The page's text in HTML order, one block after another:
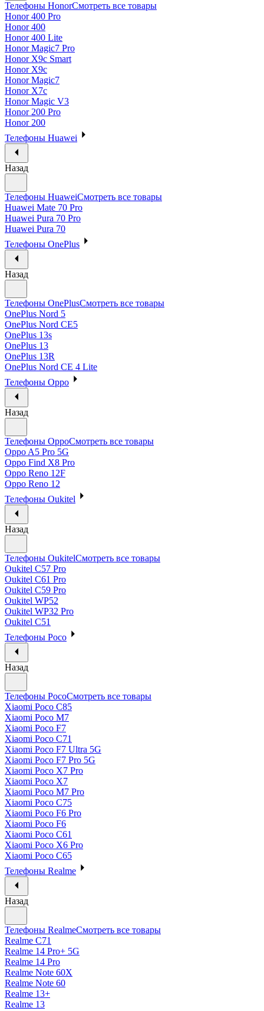
Телефоны HonorСмотреть все товары
Honor 400 Pro
Honor 400
Honor 400 Lite
Honor Magic7 Pro
Honor X9c Smart
Honor X9c
Honor Magic7
Honor X7c
Honor Magic V3
Honor 200 Pro
Honor 200
Телефоны Huawei
Назад
Телефоны HuaweiСмотреть все товары
Huawei Mate 70 Pro
Huawei Pura 70 Pro
Huawei Pura 70
Телефоны OnePlus
Назад
Телефоны OnePlusСмотреть все товары
OnePlus Nord 5
OnePlus Nord CE5
OnePlus 13s
OnePlus 13
OnePlus 13R
OnePlus Nord CE 4 Lite
Телефоны Oppo
Назад
Телефоны OppoСмотреть все товары
Oppo A5 Pro 5G
Oppo Find X8 Pro
Oppo Reno 12F
Oppo Reno 12
Телефоны Oukitel
Назад
Телефоны OukitelСмотреть все товары
Oukitel C57 Pro
Oukitel C61 Pro
Oukitel C59 Pro
Oukitel WP52
Oukitel WP32 Pro
Oukitel C51
Телефоны Poco
Назад
Телефоны PocoСмотреть все товары
Xiaomi Poco C85
Xiaomi Poco M7
Xiaomi Poco F7
Xiaomi Poco C71
Xiaomi Poco F7 Ultra 5G
Xiaomi Poco F7 Pro 5G
Xiaomi Poco X7 Pro
Xiaomi Poco X7
Xiaomi Poco M7 Pro
Xiaomi Poco C75
Xiaomi Poco F6 Pro
Xiaomi Poco F6
Xiaomi Poco C61
Xiaomi Poco X6 Pro
Xiaomi Poco C65
Телефоны Realme
Назад
Телефоны RealmeСмотреть все товары
Realme C71
Realme 14 Pro+ 5G
Realme 14 Pro
Realme Note 60X
Realme Note 60
Realme 13+
Realme 13